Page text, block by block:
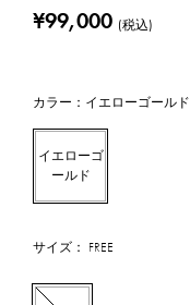
¥99,000 (税込)
カラー：イエローゴールド
イエローゴ
ールド
サイズ： FREE